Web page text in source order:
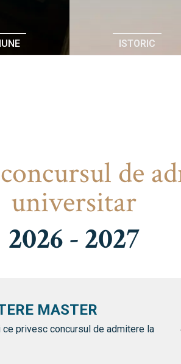
ISTORIC
de
universitar
2026 - 2027
MASTER
privesc concursul de admitere la